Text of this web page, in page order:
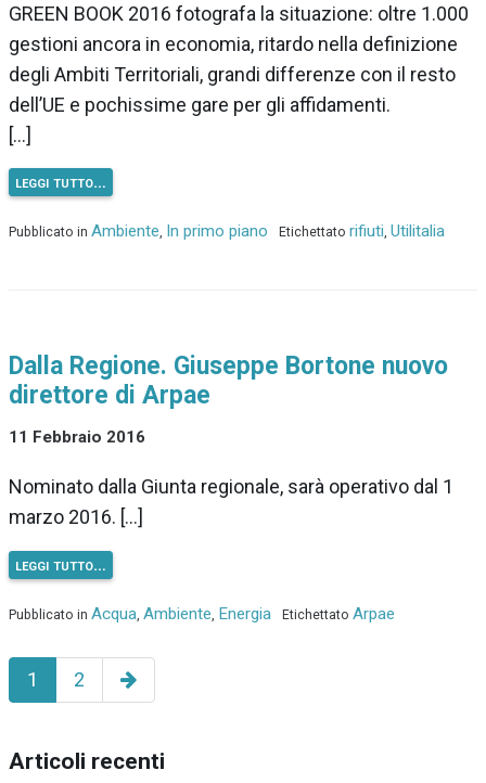
GREEN BOOK 2016 fotografa la situazione: oltre 1.000
gestioni ancora in economia, ritardo nella definizione
degli Ambiti Territoriali, grandi differenze con il resto
dell’UE e pochissime gare per gli affidamenti.
[…]
leggi tutto…
Pubblicato in Ambiente, In primo piano Etichettato rifiuti, Utilitalia
Dalla Regione. Giuseppe Bortone nuovo
direttore di Arpae
11 Febbraio 2016
Nominato dalla Giunta regionale, sarà operativo dal 1
marzo 2016. […]
leggi tutto…
Pubblicato in Acqua, Ambiente, Energia Etichettato Arpae
1 2
Pagina
successiva
Articoli recenti